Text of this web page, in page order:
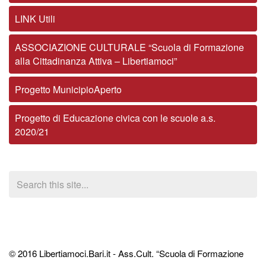
LINK Utili
ASSOCIAZIONE CULTURALE “Scuola di Formazione
alla Cittadinanza Attiva – Libertiamoci”
Progetto MunicipioAperto
Progetto di Educazione civica con le scuole a.s.
2020/21
© 2016 Libertiamoci.Bari.it - Ass.Cult. “Scuola di Formazione